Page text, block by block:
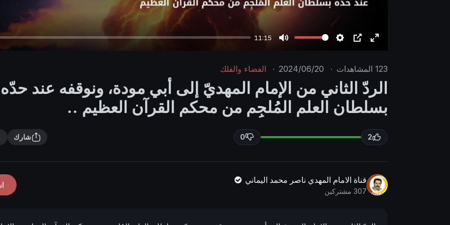
11:15
e
t
n
P
e
f
u
l
c
r
123 المشاهدات ·
2024/06/20
· الفضاء والفلك
الردّ الثاني من الإمام المهديّ إلى أبي مودة، ونوقفه عند حدّه
بسلطان العلم المُلجِم من محكم القرآن العظيم ..
2
0 شارك
قناة الامام المهدي ناصر محمد اليماني
307 مشتركين